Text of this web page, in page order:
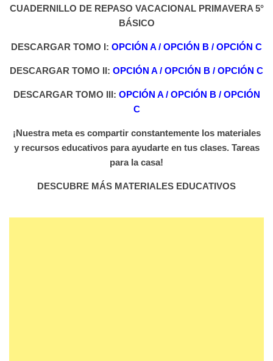
CUADERNILLO DE REPASO VACACIONAL PRIMAVERA 5°
BÁSICO
DESCARGAR TOMO I: OPCIÓN A / OPCIÓN B / OPCIÓN C
DESCARGAR TOMO II: OPCIÓN A / OPCIÓN B / OPCIÓN C
DESCARGAR TOMO III: OPCIÓN A/ OPCIÓN B/ OPCIÓN
C
¡Nuestra meta es compartir constantemente los materiales
y recursos educativos para ayudarte en tus clases. Tareas
para la casa!
DESCUBRE MÁS MATERIALES EDUCATIVOS